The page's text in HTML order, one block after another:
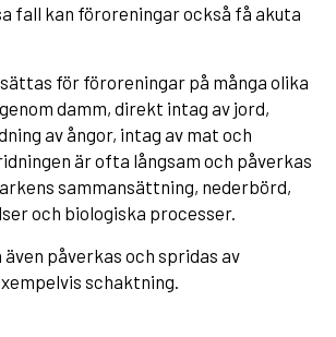
fall kan föroreningar också få akuta
för föroreningar på många olika
damm, direkt intag av jord,
av ångor, intag av mat och
är ofta långsam och påverkas
sammansättning, nederbörd,
och biologiska processer.
påverkas och spridas av
schaktning.